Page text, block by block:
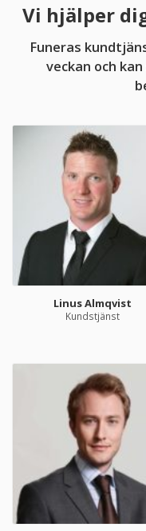
Vi hjälper
Funeras
veckan och
Linus Almqvist
Kundstjänst